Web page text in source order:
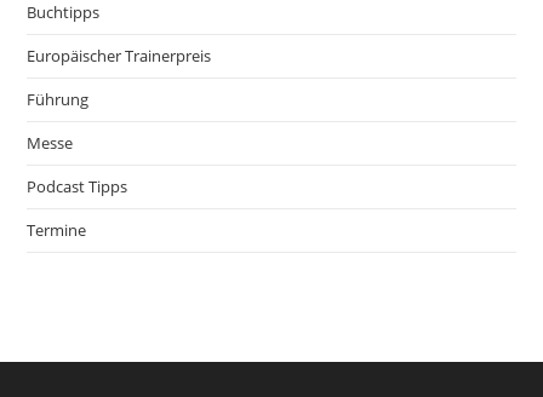
Buchtipps
Europäischer Trainerpreis
Führung
Messe
Podcast Tipps
Termine